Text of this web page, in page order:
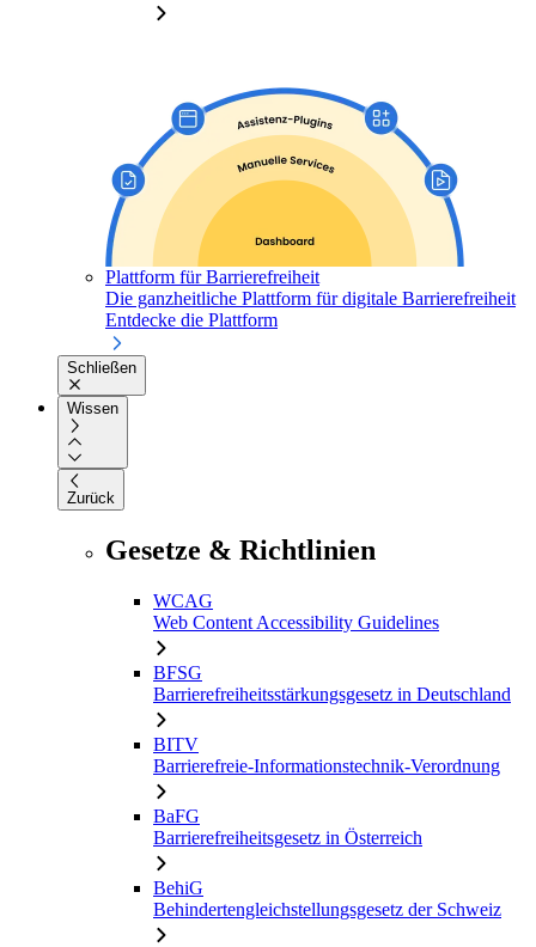
Plattform für Barrierefreiheit
Die ganzheitliche Plattform für digitale Barrierefreiheit
Entdecke die Plattform
Schließen
Wissen
Zurück
Gesetze & Richtlinien
WCAG
Web Content Accessibility Guidelines
BFSG
Barrierefreiheitsstärkungsgesetz in Deutschland
BITV
Barrierefreie-Informationstechnik-Verordnung
BaFG
Barrierefreiheitsgesetz in Österreich
BehiG
Behindertengleichstellungsgesetz der Schweiz